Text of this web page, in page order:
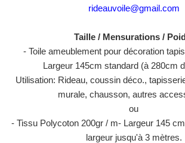
rideauvoile@gmail.com
Taille / Mensurations /
- Toile ameublement pour décoration
Largeur 145cm standard (à 280cm
Utilisation: Rideau, coussin déco.,
murale, chausson, autres
ou
- Tissu Polycoton 200gr / m- Largeur 145
largeur jusqu'à 3 mètres.